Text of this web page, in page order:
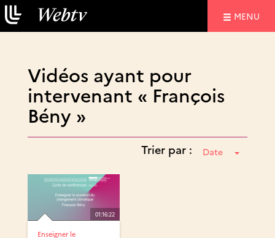
MENU
Vidéos ayant pour
intervenant « François
Bény »
Trier par : Date
01:16:22
Enseigner le